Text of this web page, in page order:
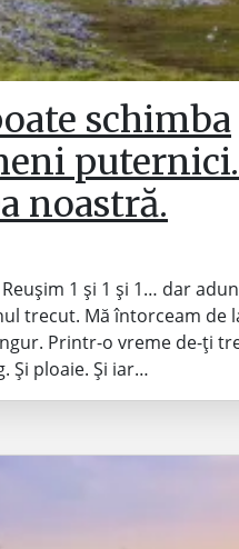
schimba
noastră.
1 și 1 și 1… dar
trecut. Mă întorceam de
Printr-o vreme de-ți
Și ploaie. Și iar…